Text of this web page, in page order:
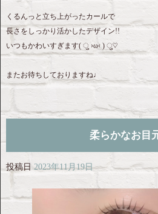
くるんっと立ち上がったカールで
長さをしっかり活かしたデザイン!!
いつもかわいすぎます( ु ›ω‹ ) ु♡
またお待ちしておりますね♩
柔らかなお目
投稿日 2023年11月19日